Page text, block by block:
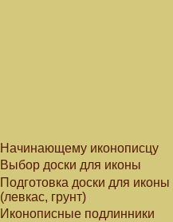
Начинающему иконописцу
Выбор доски для иконы
Подготовка доски для иконы
(левкас, грунт)
Иконописные подлинники